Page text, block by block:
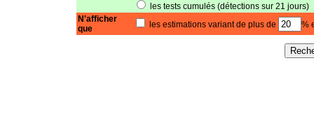
les tests cumulés (détections sur 21 jours)
N'afficher
que
les estimations variant de plus de %